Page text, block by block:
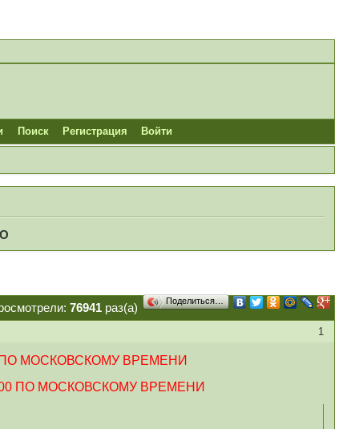
Поиск Регистрация Войти
Поделиться…
76941 раз(а)
1
МОСКОВСКОМУ ВРЕМЕНИ
ПО МОСКОВСКОМУ ВРЕМЕНИ